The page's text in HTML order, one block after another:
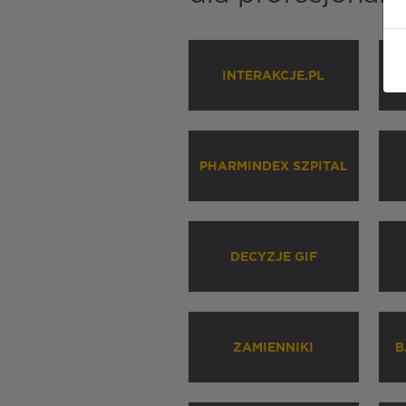
INTERAKCJE.PL
PHARMINDEX SZPITAL
DECYZJE GIF
ZAMIENNIKI